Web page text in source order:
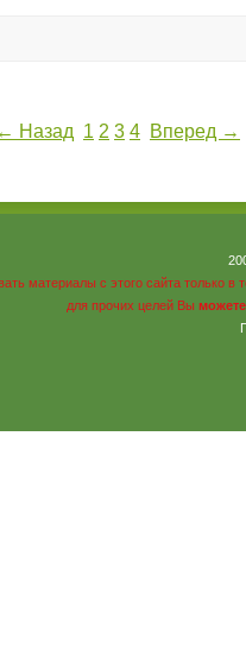
← Назад 1 2 3 4 Вперед →
материалы с этого сайта только
для прочих целей Вы